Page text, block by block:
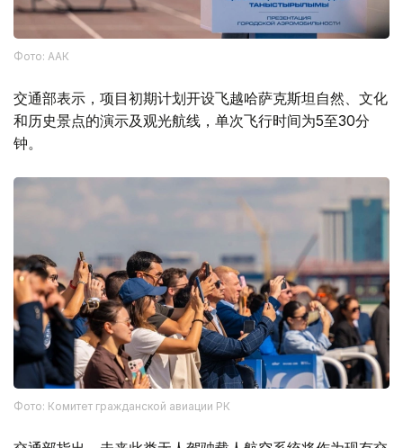
Фото: ААК
交通部表示，项目初期计划开设飞越哈萨克斯坦自然、文化
和历史景点的演示及观光航线，单次飞行时间为5至30分
钟。
Фото: Комитет гражданской авиации РК